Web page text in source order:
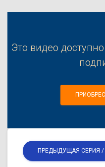
Это видео
ПРЕДЫДУЩАЯ СЕРИЯ